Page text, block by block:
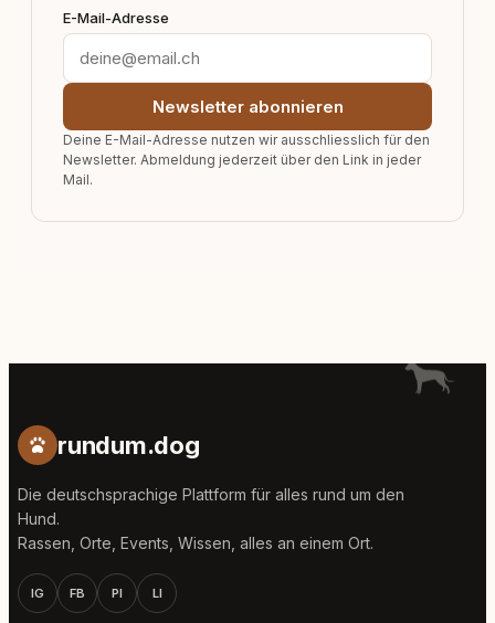
E-Mail-Adresse
Newsletter abonnieren
Deine E-Mail-Adresse nutzen wir ausschliesslich für den
Newsletter. Abmeldung jederzeit über den Link in jeder
Mail.
rundum.dog
Die deutschsprachige Plattform für alles rund um den
Hund.
Rassen, Orte, Events, Wissen, alles an einem Ort.
IG FB PI LI